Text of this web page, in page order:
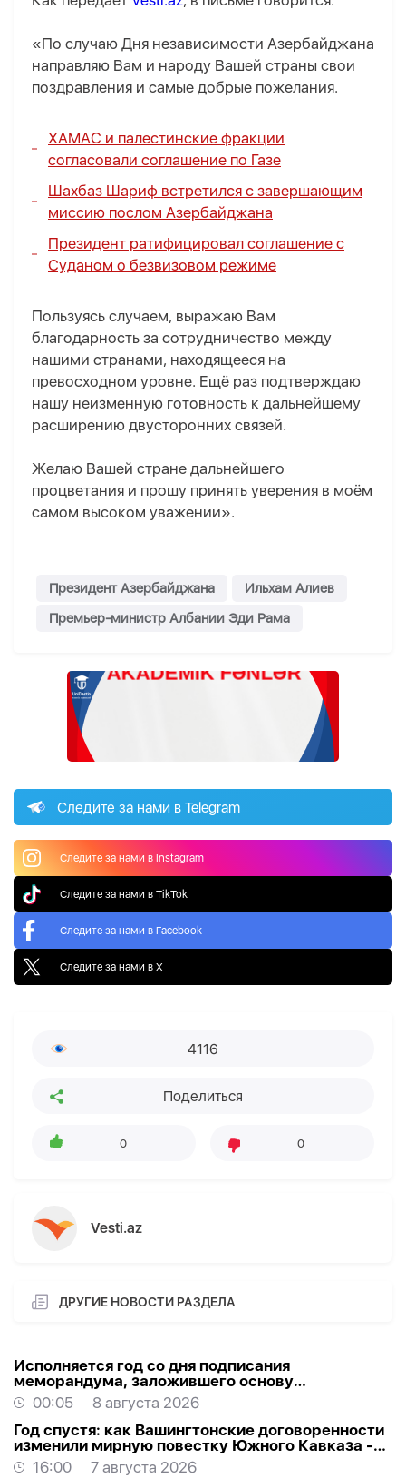
«По случаю Дня независимости Азербайджана
направляю Вам и народу Вашей страны свои
поздравления и самые добрые пожелания.
ХАМАС и палестинские фракции
согласовали соглашение по Газе
Шахбаз Шариф встретился с завершающим
миссию послом Азербайджана
Президент ратифицировал соглашение с
Суданом о безвизовом режиме
Пользуясь случаем, выражаю Вам
благодарность за сотрудничество между
нашими странами, находящееся на
превосходном уровне. Ещё раз подтверждаю
нашу неизменную готовность к дальнейшему
расширению двусторонних связей.
Желаю Вашей стране дальнейшего
процветания и прошу принять уверения в моём
самом высоком уважении».
Президент Азербайджана
Ильхам Алиев
Премьер-министр Албании Эди Рама
Следите за нами в Telegram
Следите за нами в Instagram
Следите за нами в TikTok
Следите за нами в Facebook
Следите за нами в X
4116
Поделиться
0 0
Vesti.az
ДРУГИЕ НОВОСТИ РАЗДЕЛА
Исполняется год со дня подписания
меморандума, заложившего основу
стратегического партнерства Азербайджана и
США00:05
8 августа 2026
Год спустя: как Вашингтонские договоренности
изменили мирную повестку Южного Кавказа -
ВЗГЛЯД
16:00
7 августа 2026